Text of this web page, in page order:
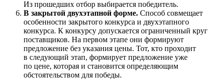
Из прошедших отбор выбирается победитель.
В закрытой двухэтапной форме. Способ совмещает
особенности закрытого конкурса и двухэтапного
конкурса. К конкурсу допускается ограниченный круг
поставщиков. На первом этапе они формируют
предложение без указания цены. Тот, кто проходит
в следующий этап, формирует предложение уже
по цене, которая и становится определяющим
обстоятельством для победы.